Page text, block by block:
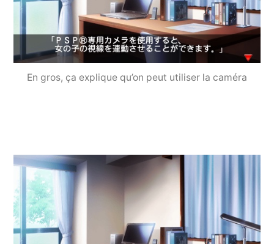
En gros, ça explique qu’on peut utiliser la caméra